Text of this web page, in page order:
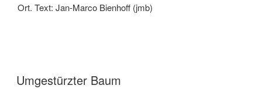
Ort. Text: Jan-Marco Bienhoff (jmb)
Umgestürzter Baum